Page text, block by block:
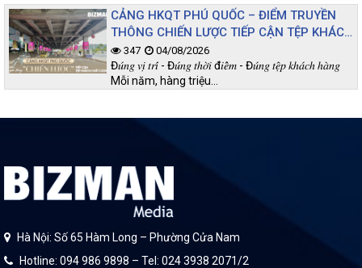
CẢNG HKQT PHÚ QUỐC – ĐIỂM TRUYỀN
THÔNG CHIẾN LƯỢC TIẾP CẬN TỆP KHÁCH
CHẤT LƯỢNG
347 04/08/2026
Đ𝑢́𝑛𝑔 𝑣𝑖̣ 𝑡𝑟𝑖́ - Đ𝑢́𝑛𝑔 𝑡ℎ𝑜̛̀𝑖 đ𝑖𝑒̂̉𝑚 - Đ𝑢́𝑛𝑔 𝑡𝑒̣̂𝑝 𝑘ℎ𝑎́𝑐ℎ ℎ𝑎̀𝑛𝑔
Mỗi năm, hàng triệu…
Hà Nội: Số 65 Hàm Long – Phường Cửa Nam
Hotline: 094 986 9898 – Tel: 024 3938 2071/2